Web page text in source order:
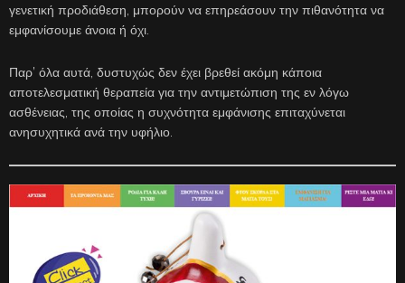
γενετική προδιάθεση, μπορούν να επηρεάσουν την πιθανότητα να
εμφανίσουμε άνοια ή όχι.
Παρ’ όλα αυτά, δυστυχώς δεν έχει βρεθεί ακόμη κάποια
αποτελεσματική θεραπεία για την αντιμετώπιση της εν λόγω
ασθένειας, της οποίας η συχνότητα εμφάνισης επιταχύνεται
ανησυχητικά ανά την υφήλιο.